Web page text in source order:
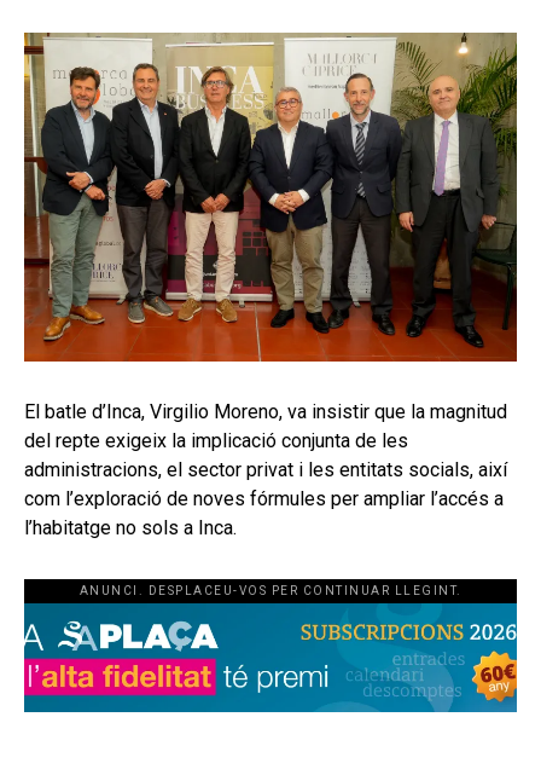
El batle d’Inca, Virgilio Moreno, va insistir que la magnitud
del repte exigeix la implicació conjunta de les
administracions, el sector privat i les entitats socials, així
com l’exploració de noves fórmules per ampliar l’accés a
l’habitatge no sols a Inca.
ANUNCI. DESPLACEU-VOS PER CONTINUAR LLEGINT.